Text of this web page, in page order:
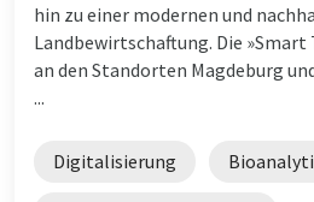
hin zu einer modernen und
Landbewirtschaftung. Die
an den Standorten Magdeburg
...
Digitalisierung